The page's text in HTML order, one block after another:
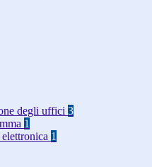
degli uffici 3
1
1